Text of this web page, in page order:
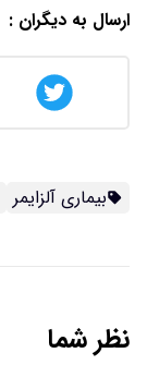
ارسال به دیگران :
بیماری آلزایمر
نظر شما